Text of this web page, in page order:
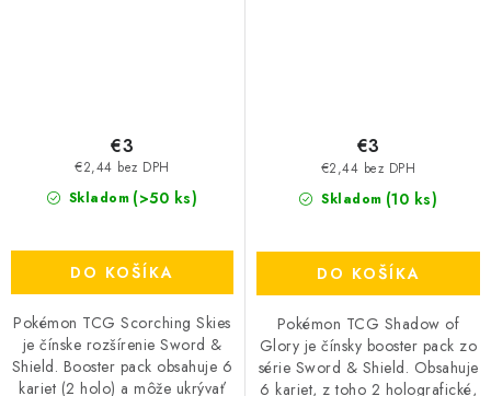
Skladom (>50 ks)
€2,44 bez DPH
€3
DO KOŠÍKA
Pokémon TCG Scorching Skies
je čínske rozšírenie Sword &
Shield. Booster pack obsahuje 6
kariet (2 holo) a môže ukrývať
Skladom (10 ks)
€2,44 bez DPH
€3
DO KOŠÍKA
Pokémon TCG Shadow of
Glory je čínsky booster pack zo
série Sword & Shield. Obsahuje
6 kariet, z toho 2 holografické,